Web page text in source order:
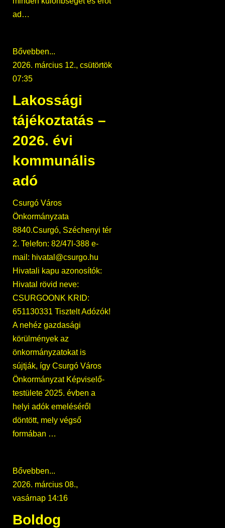
ad…
Bővebben...
2026. március 12., csütörtök
07:35
Lakossági
tájékoztatás –
2026. évi
kommunális
adó
Csurgó Város
Önkormányzata
8840.Csurgó, Széchenyi tér
2. Telefon: 82/47l-388 e-
mail: hivatal@csurgo.hu
Hivatali kapu azonosítók:
Hivatal rövid neve:
CSURGOONK KRID:
651130331 Tisztelt Adózók!
A nehéz gazdasági
körülmények az
önkormányzatokat is
sújtják, így Csurgó Város
Önkormányzat Képviselő-
testülete 2025. évben a
helyi adók emeléséről
döntött, mely végső
formában …
Bővebben...
2026. március 08.,
vasárnap 14:16
Boldog